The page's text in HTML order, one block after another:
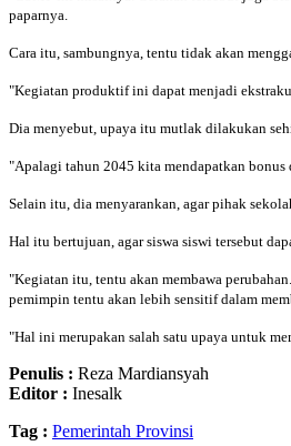
paparnya.
Cara itu, sambungnya, tentu tidak akan
"Kegiatan produktif ini dapat menjadi
Dia menyebut, upaya itu mutlak dilakukan
"Apalagi tahun 2045 kita mendapatkan bonus
Selain itu, dia menyarankan, agar pihak
Hal itu bertujuan, agar siswa siswi tersebut
"Kegiatan itu, tentu akan membawa
pemimpin tentu akan lebih sensitif dalam
"Hal ini merupakan salah satu upaya untuk
Penulis : Reza Mardiansyah
Editor : Inesalk
Tag : Pemerintah Provinsi